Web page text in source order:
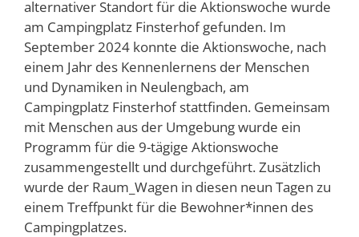
alternativer Standort für die Aktionswoche wurde
am Campingplatz Finsterhof gefunden. Im
September 2024 konnte die Aktionswoche, nach
einem Jahr des Kennenlernens der Menschen
und Dynamiken in Neulengbach, am
Campingplatz Finsterhof stattfinden. Gemeinsam
mit Menschen aus der Umgebung wurde ein
Programm für die 9-tägige Aktionswoche
zusammengestellt und durchgeführt. Zusätzlich
wurde der Raum_Wagen in diesen neun Tagen zu
einem Treffpunkt für die Bewohner*innen des
Campingplatzes.